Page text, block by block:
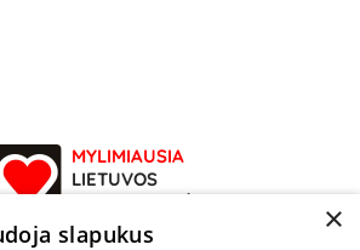
MYLIMIAUSIA
LIETUVOS
ELEKTRONINĖ
PARDUOTUVĖ
×
slapukus